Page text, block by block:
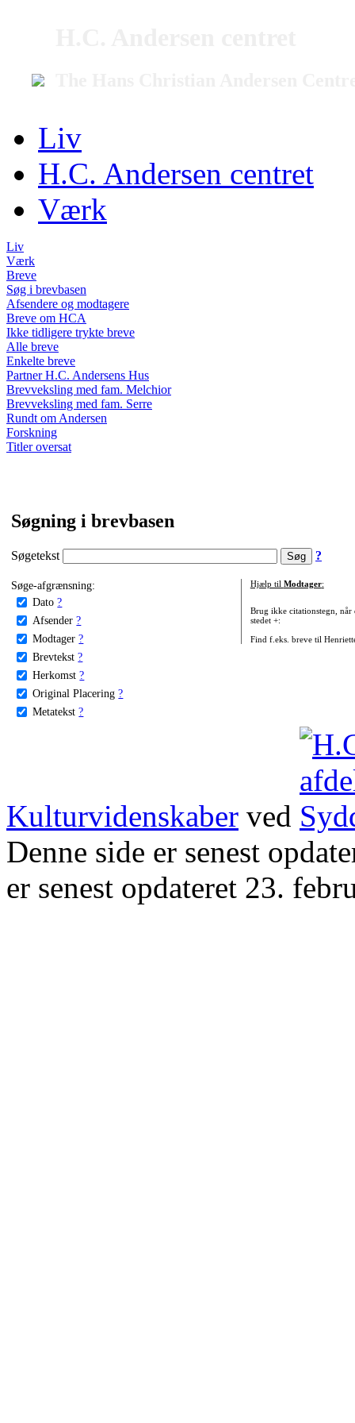
Liv
H.C. Andersen centret
Værk
Liv
Værk
Breve
Søg i brevbasen
Afsendere og modtagere
Breve om HCA
Ikke tidligere trykte breve
Alle breve
Enkelte breve
Partner H.C. Andersens Hus
Brevveksling med fam. Melchior
Brevveksling med fam. Serre
Rundt om Andersen
Forskning
Titler oversat
Søgning i brevbasen
Søgetekst ?
Søge-afgrænsning:
Dato ?
Afsender ?
Modtager ?
Brevtekst ?
Herkomst ?
Original Placering ?
Metatekst ?
Hjælp til Modtager:
Brug ikke citationstegn, når
stedet +:
Find f.eks. breve til
Kulturvidenskaber ved
Denne side er senest
er senest opdateret 23.